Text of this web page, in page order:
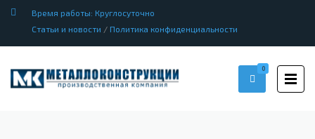
Время работы: Круглосуточно
Статьи и новости / Политика конфиденциальности
0